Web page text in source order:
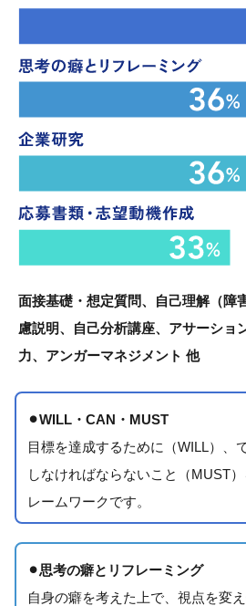
面接基礎・想定質問、自己理解（障
慮説明、自己分析講座、アサーショ
力、アンガーマネジメント 他
⚫︎WILL・CAN・MUST
目標を達成するために（WILL）、
しなければならないこと（MUST
レームワークです。
⚫︎思考の癖とリフレーミング
自身の癖を考えた上で、視点を変